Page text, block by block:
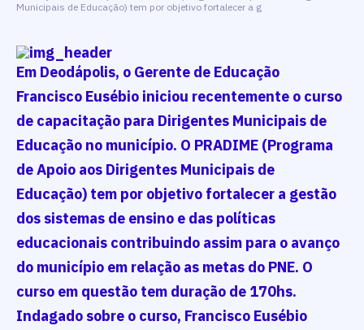
Municipais de Educação) tem por objetivo fortalecer a g
Em Deodápolis, o Gerente de Educação
Francisco Eusébio iniciou recentemente o curso
de capacitação para Dirigentes Municipais de
Educação no município. O PRADIME (Programa
de Apoio aos Dirigentes Municipais de
Educação) tem por objetivo fortalecer a gestão
dos sistemas de ensino e das políticas
educacionais contribuindo assim para o avanço
do município em relação as metas do PNE. O
curso em questão tem duração de 170hs.
Indagado sobre o curso, Francisco Eusébio